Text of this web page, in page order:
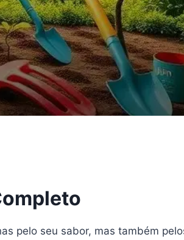
pelo seu sabor, mas também